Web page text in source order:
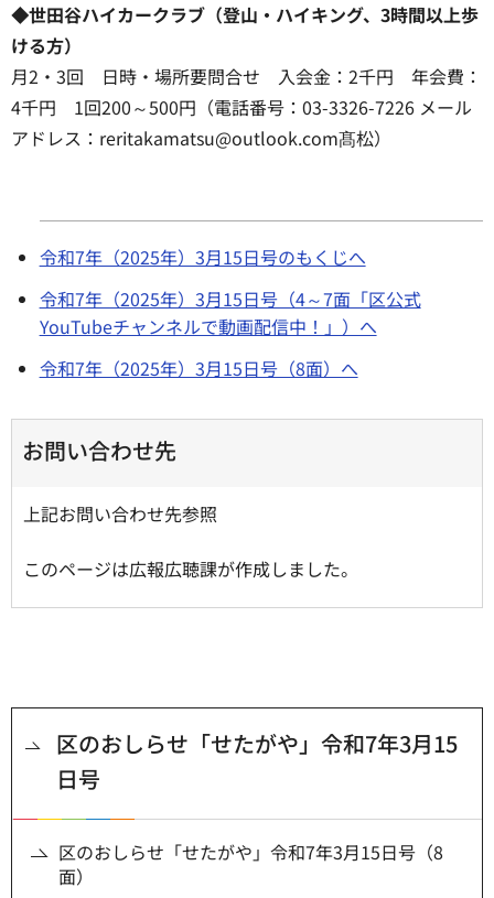
◆世田谷ハイカークラブ（登山・ハイキング、3時間以上歩
ける方）
月2・3回 日時・場所要問合せ 入会金：2千円 年会費：
4千円 1回200～500円（電話番号：03-3326-7226 メール
アドレス：reritakamatsu@outlook.com髙松）
令和7年（2025年）3月15日号のもくじへ
令和7年（2025年）3月15日号（4～7面「区公式
YouTubeチャンネルで動画配信中！」）へ
令和7年（2025年）3月15日号（8面）へ
お問い合わせ先
上記お問い合わせ先参照
このページは広報広聴課が作成しました。
区のおしらせ「せたがや」令和7年3月15
日号
区のおしらせ「せたがや」令和7年3月15日号（8
面）